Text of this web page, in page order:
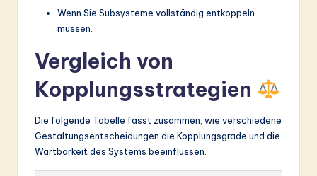
Wenn Sie Subsysteme vollständig entkoppeln
müssen.
Vergleich von
Kopplungsstrategien
Die folgende Tabelle fasst zusammen, wie verschiedene
Gestaltungsentscheidungen die Kopplungsgrade und die
Wartbarkeit des Systems beeinflussen.